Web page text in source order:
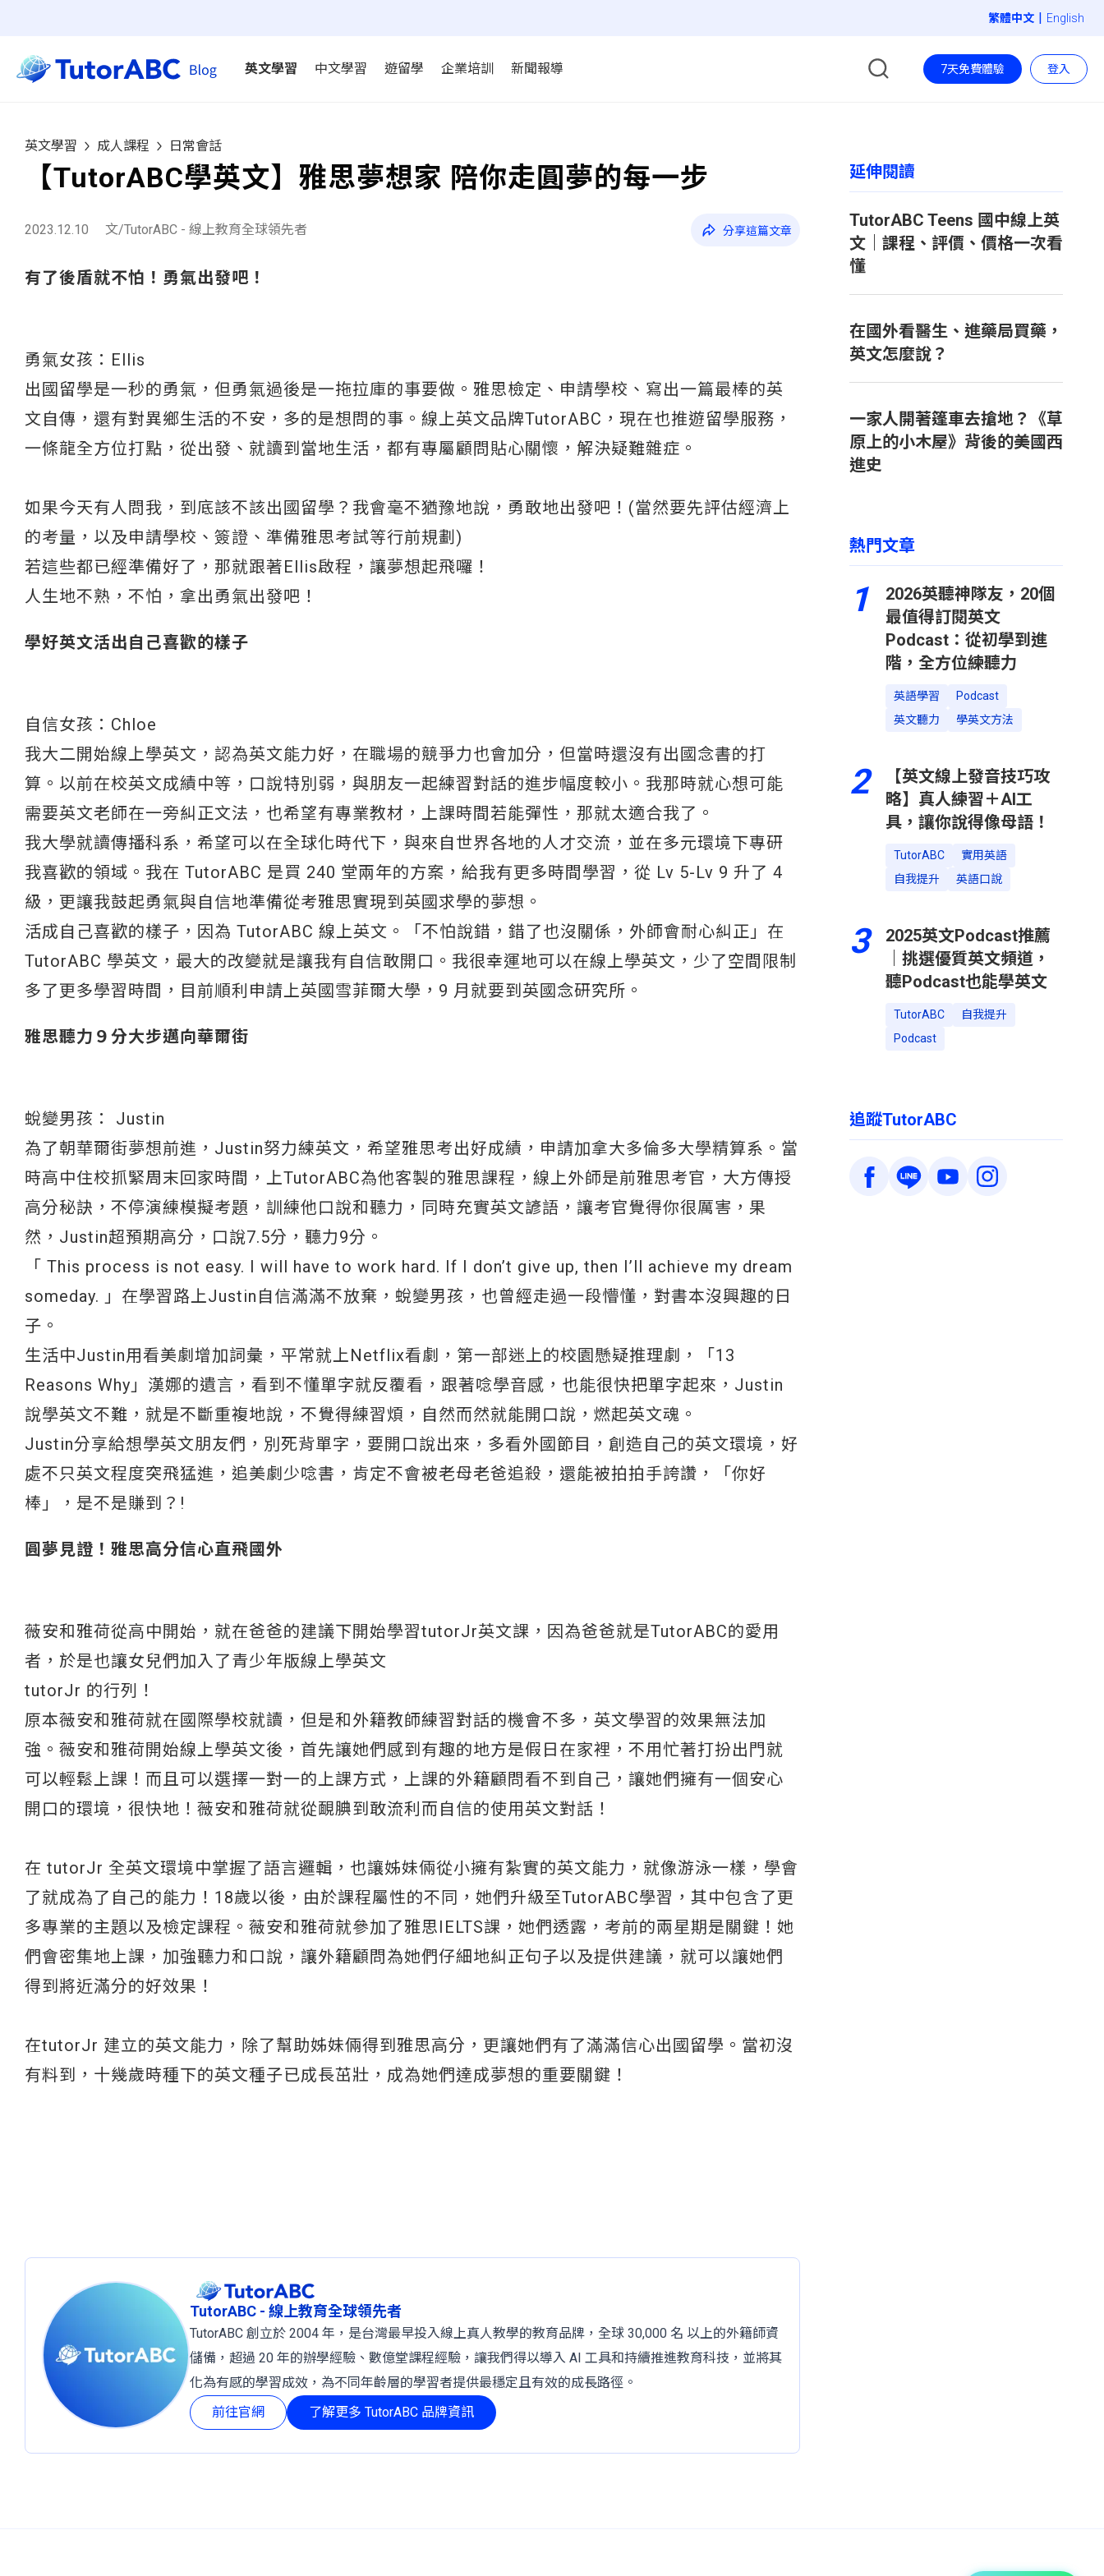
| English
英文學習 中文學習 遊留學 企業培訓 新聞報導 7天免費體驗 登入
英文學習 成人課程 日常會話
【TutorABC學英文】雅思夢想家 陪你走圓夢的每一步
2023.12.10 文/TutorABC - 線上教育全球領先者 分享這篇文章
有了後盾就不怕！勇氣出發吧！
勇氣女孩：Ellis
出國留學是一秒的勇氣，但勇氣過後是一拖拉庫的事要做。雅思檢定、申請學校、寫出一篇最棒的英
文自傳，還有對異鄉生活的不安，多的是想問的事。線上英文品牌TutorABC，現在也推遊留學服務，
一條龍全方位打點，從出發、就讀到當地生活，都有專屬顧問貼心關懷，解決疑難雜症。
如果今天有人問我，到底該不該出國留學？我會毫不猶豫地說，勇敢地出發吧！(當然要先評估經濟上
的考量，以及申請學校、簽證、準備雅思考試等行前規劃)
若這些都已經準備好了，那就跟著Ellis啟程，讓夢想起飛囉！
人生地不熟，不怕，拿出勇氣出發吧！
學好英文活出自己喜歡的樣子
自信女孩：Chloe
我大二開始線上學英文，認為英文能力好，在職場的競爭力也會加分，但當時還沒有出國念書的打
算。以前在校英文成績中等，口說特別弱，與朋友一起練習對話的進步幅度較小。我那時就心想可能
需要英文老師在一旁糾正文法，也希望有專業教材，上課時間若能彈性，那就太適合我了。
我大學就讀傳播科系，希望可以在全球化時代下，與來自世界各地的人才交流，並在多元環境下專研
我喜歡的領域。我在 TutorABC 是買 240 堂兩年的方案，給我有更多時間學習，從 Lv 5-Lv 9 升了 4
級，更讓我鼓起勇氣與自信地準備從考雅思實現到英國求學的夢想。
活成自己喜歡的樣子，因為 TutorABC 線上英文。「不怕說錯，錯了也沒關係，外師會耐心糾正」在
TutorABC 學英文，最大的改變就是讓我有自信敢開口。我很幸運地可以在線上學英文，少了空間限制
多了更多學習時間，目前順利申請上英國雪菲爾大學，9 月就要到英國念研究所。
雅思聽力９分大步邁向華爾街
蛻變男孩： Justin
為了朝華爾街夢想前進，Justin努力練英文，希望雅思考出好成績，申請加拿大多倫多大學精算系。當
時高中住校抓緊周末回家時間，上TutorABC為他客製的雅思課程，線上外師是前雅思考官，大方傳授
高分秘訣，不停演練模擬考題，訓練他口說和聽力，同時充實英文諺語，讓考官覺得你很厲害，果
然，Justin超預期高分，口說7.5分，聽力9分。
「 This process is not easy. I will have to work hard. If I don’t give up, then I’ll achieve my dream
someday. 」在學習路上Justin自信滿滿不放棄，蛻變男孩，也曾經走過一段懵懂，對書本沒興趣的日
子。
生活中Justin用看美劇增加詞彙，平常就上Netflix看劇，第一部迷上的校園懸疑推理劇，「13
Reasons Why」漢娜的遺言，看到不懂單字就反覆看，跟著唸學音感，也能很快把單字起來，Justin
說學英文不難，就是不斷重複地說，不覺得練習煩，自然而然就能開口說，燃起英文魂。
Justin分享給想學英文朋友們，別死背單字，要開口說出來，多看外國節目，創造自己的英文環境，好
處不只英文程度突飛猛進，追美劇少唸書，肯定不會被老母老爸追殺，還能被拍拍手誇讚，「你好
棒」，是不是賺到？!
圓夢見證！雅思高分信心直飛國外
薇安和雅荷從高中開始，就在爸爸的建議下開始學習tutorJr英文課，因為爸爸就是TutorABC的愛用
者，於是也讓女兒們加入了青少年版線上學英文
tutorJr 的行列！
原本薇安和雅荷就在國際學校就讀，但是和外籍教師練習對話的機會不多，英文學習的效果無法加
強。薇安和雅荷開始線上學英文後，首先讓她們感到有趣的地方是假日在家裡，不用忙著打扮出門就
可以輕鬆上課！而且可以選擇一對一的上課方式，上課的外籍顧問看不到自己，讓她們擁有一個安心
開口的環境，很快地！薇安和雅荷就從靦腆到敢流利而自信的使用英文對話！
在 tutorJr 全英文環境中掌握了語言邏輯，也讓姊妹倆從小擁有紮實的英文能力，就像游泳一樣，學會
了就成為了自己的能力！18歲以後，由於課程屬性的不同，她們升級至TutorABC學習，其中包含了更
多專業的主題以及檢定課程。薇安和雅荷就參加了雅思IELTS課，她們透露，考前的兩星期是關鍵！她
們會密集地上課，加強聽力和口說，讓外籍顧問為她們仔細地糾正句子以及提供建議，就可以讓她們
得到將近滿分的好效果！
在tutorJr 建立的英文能力，除了幫助姊妹倆得到雅思高分，更讓她們有了滿滿信心出國留學。當初沒
有料到，十幾歲時種下的英文種子已成長茁壯，成為她們達成夢想的重要關鍵！
TutorABC - 線上教育全球領先者
TutorABC 創立於 2004 年，是台灣最早投入線上真人教學的教育品牌，全球 30,000 名 以上的外籍師資
儲備，超過 20 年的辦學經驗、數億堂課程經驗，讓我們得以導入 AI 工具和持續推進教育科技，並將其
化為有感的學習成效，為不同年齡層的學習者提供最穩定且有效的成長路徑。
前往官網
了解更多 TutorABC 品牌資訊
延伸閱讀
TutorABC Teens 國中線上英
文｜課程、評價、價格一次看
懂
在國外看醫生、進藥局買藥，
英文怎麼說？
一家人開著篷車去搶地？《草
原上的小木屋》背後的美國西
進史
熱門文章
1
2026英聽神隊友，20個
最值得訂閱英文
Podcast：從初學到進
階，全方位練聽力
英語學習
Podcast
英文聽力
學英文方法
2
【英文線上發音技巧攻
略】真人練習＋AI工
具，讓你說得像母語！
TutorABC
實用英語
自我提升
英語口說
3
2025英文Podcast推薦
｜挑選優質英文頻道，
聽Podcast也能學英文
TutorABC
自我提升
Podcast
追蹤TutorABC